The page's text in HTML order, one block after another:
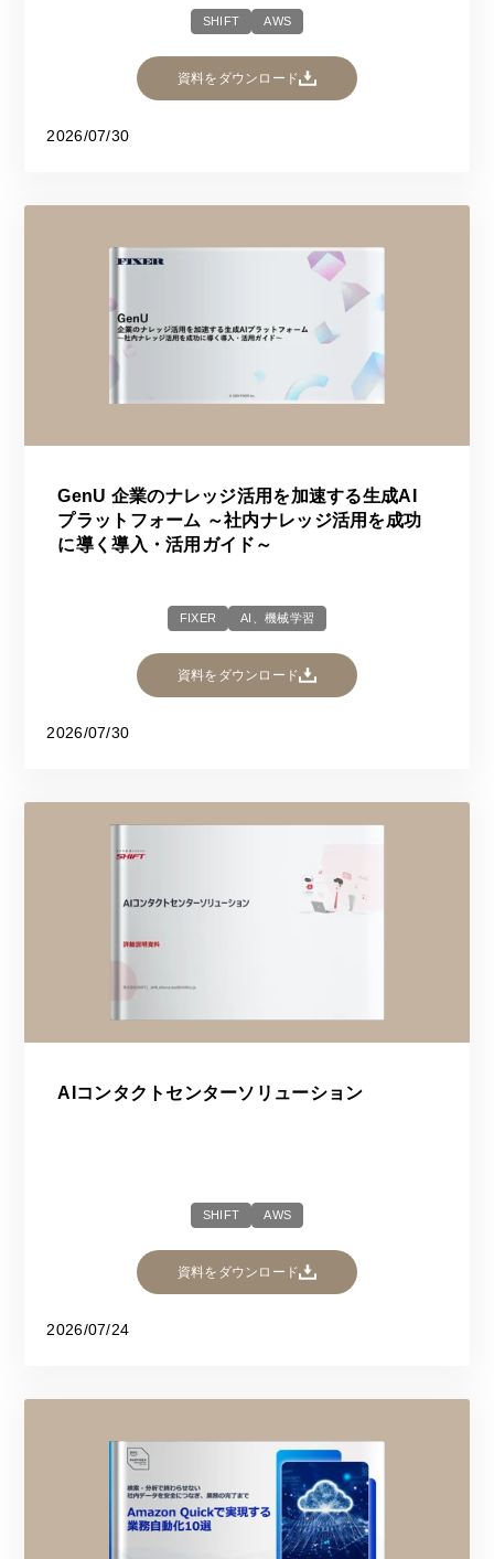
SHIFT AWS
資料をダウンロード
2026/07/30
GenU 企業のナレッジ活用を加速する生成AI
プラットフォーム ～社内ナレッジ活用を成功
に導く導入・活用ガイド～
FIXER AI、機械学習
資料をダウンロード
2026/07/30
AIコンタクトセンターソリューション
SHIFT AWS
資料をダウンロード
2026/07/24